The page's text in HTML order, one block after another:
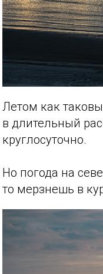
Летом как
в длительный
круглосуточно.
Но погода на
то мерзнешь в